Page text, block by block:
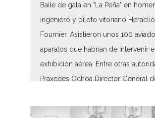
Baile de gala en "La Peña" en
ingeniero y piloto vitoriano
Fournier. Asistieron unos 100
aparatos que habrían de intervenir
exhibición aérea. Entre otras
Práxedes Ochoa Director General
del Real Aero Club de España